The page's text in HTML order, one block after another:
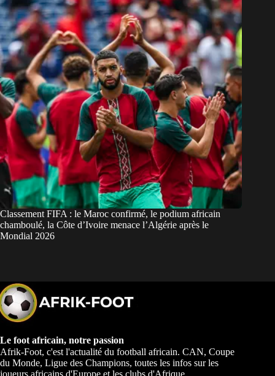
Classement FIFA : le Maroc confirmé, le podium africain
chamboulé, la Côte d’Ivoire menace l’Algérie après le
Mondial 2026
Le foot africain, notre passion
Afrik-Foot, c'est l'actualité du football africain. CAN, Coupe
du Monde, Ligue des Champions, toutes les infos sur les
joueurs africains d'Europe et les clubs d'Afrique.